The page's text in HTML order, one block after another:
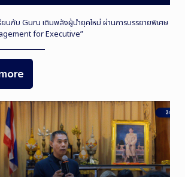
ยนกับ Guru เติมพลังผู้นำยุคใหม่ ผ่านการบรรยายพิเศษ
for Executive”